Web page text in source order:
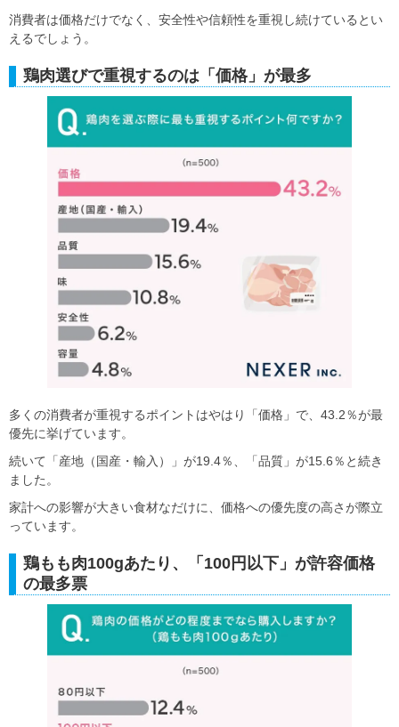
消費者は価格だけでなく、安全性や信頼性を重視し続けているとい
えるでしょう。
鶏肉選びで重視するのは「価格」が最多
多くの消費者が重視するポイントはやはり「価格」で、43.2％が最
優先に挙げています。
続いて「産地（国産・輸入）」が19.4％、「品質」が15.6％と続き
ました。
家計への影響が大きい食材なだけに、価格への優先度の高さが際立
っています。
鶏もも肉100gあたり、「100円以下」が許容価格
の最多票